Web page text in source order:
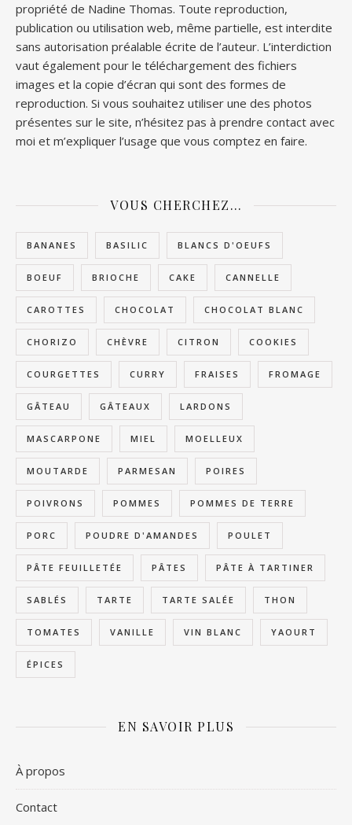
propriété de Nadine Thomas. Toute reproduction,
publication ou utilisation web, même partielle, est interdite
sans autorisation préalable écrite de l’auteur. L’interdiction
vaut également pour le téléchargement des fichiers
images et la copie d’écran qui sont des formes de
reproduction. Si vous souhaitez utiliser une des photos
présentes sur le site, n’hésitez pas à prendre contact avec
moi et m’expliquer l’usage que vous comptez en faire.
VOUS CHERCHEZ…
BANANES BASILIC BLANCS D'OEUFS
BOEUF BRIOCHE CAKE CANNELLE
CAROTTES CHOCOLAT CHOCOLAT BLANC
CHORIZO CHÈVRE CITRON COOKIES
COURGETTES CURRY FRAISES FROMAGE
GÂTEAU GÂTEAUX LARDONS
MASCARPONE MIEL MOELLEUX
MOUTARDE PARMESAN POIRES
POIVRONS POMMES POMMES DE TERRE
PORC POUDRE D'AMANDES POULET
PÂTE FEUILLETÉE PÂTES PÂTE À TARTINER
SABLÉS TARTE TARTE SALÉE THON
TOMATES VANILLE VIN BLANC YAOURT
ÉPICES
EN SAVOIR PLUS
À propos
Contact